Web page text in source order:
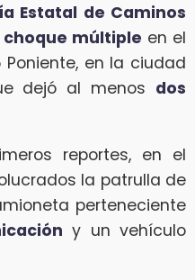
Estatal de Caminos
choque múltiple en el
Poniente, en la ciudad
dejó al menos dos
reportes, en el
la patrulla de
perteneciente
y un vehículo